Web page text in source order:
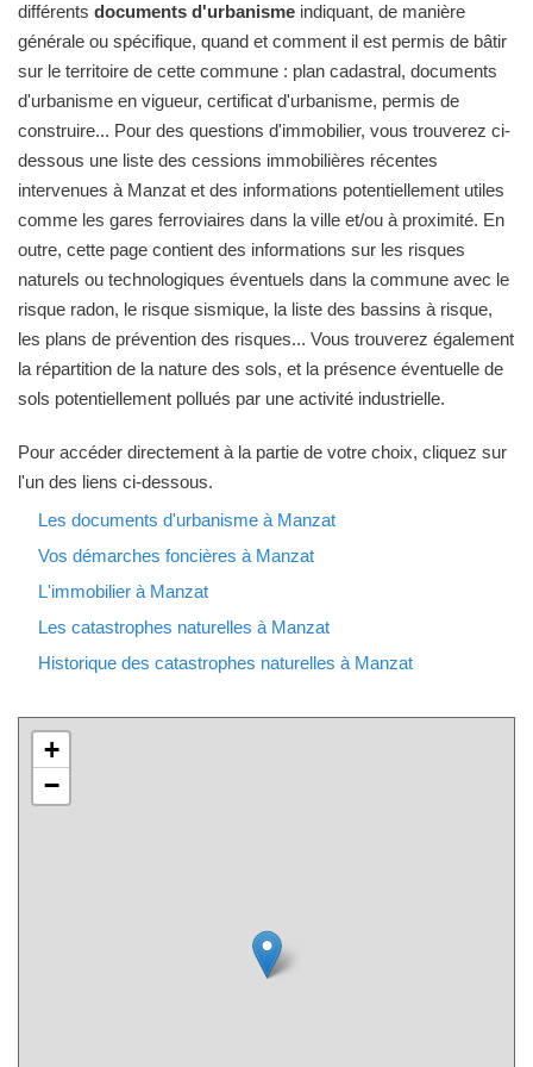
différents documents d'urbanisme indiquant, de manière
générale ou spécifique, quand et comment il est permis de bâtir
sur le territoire de cette commune : plan cadastral, documents
d'urbanisme en vigueur, certificat d'urbanisme, permis de
construire... Pour des questions d'immobilier, vous trouverez ci-
dessous une liste des cessions immobilières récentes
intervenues à Manzat et des informations potentiellement utiles
comme les gares ferroviaires dans la ville et/ou à proximité. En
outre, cette page contient des informations sur les risques
naturels ou technologiques éventuels dans la commune avec le
risque radon, le risque sismique, la liste des bassins à risque,
les plans de prévention des risques... Vous trouverez également
la répartition de la nature des sols, et la présence éventuelle de
sols potentiellement pollués par une activité industrielle.
Pour accéder directement à la partie de votre choix, cliquez sur
l'un des liens ci-dessous.
Les documents d'urbanisme à Manzat
Vos démarches foncières à Manzat
L'immobilier à Manzat
Les catastrophes naturelles à Manzat
Historique des catastrophes naturelles à Manzat
+
−